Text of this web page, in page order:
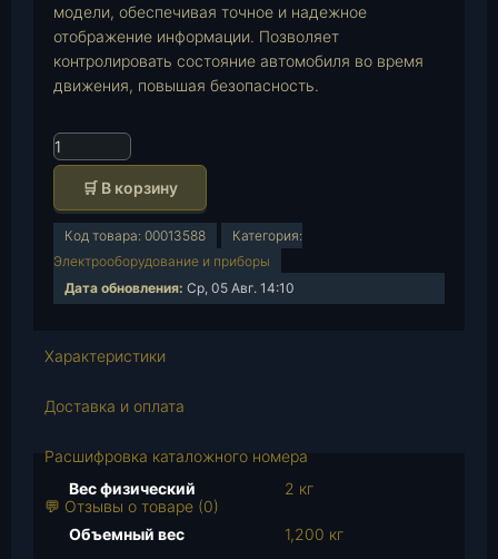
модели, обеспечивая точное и надежное
отображение информации. Позволяет
контролировать состояние автомобиля во время
движения, повышая безопасность.
К
о
и
в
т
в
р
🛒 В корзину
Код товара: 00013588
Категория:
Электрооборудование и приборы
Дата обновления: Ср, 05 Авг. 14:10
Характеристики
Доставка и оплата
Расшифровка каталожного номера
💬 Отзывы о товаре (0)
Вес физический 2 кг
Объемный вес 1,200 кг